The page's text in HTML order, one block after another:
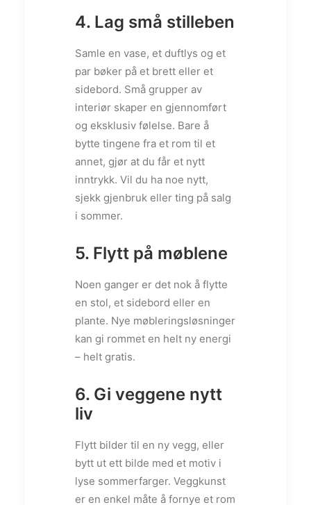
4. Lag små stilleben
Samle en vase, et duftlys og et
par bøker på et brett eller et
sidebord. Små grupper av
interiør skaper en gjennomført
og eksklusiv følelse. Bare å
bytte tingene fra et rom til et
annet, gjør at du får et nytt
inntrykk. Vil du ha noe nytt,
sjekk gjenbruk eller ting på salg
i sommer.
5. Flytt på møblene
Noen ganger er det nok å flytte
en stol, et sidebord eller en
plante. Nye møbleringsløsninger
kan gi rommet en helt ny energi
– helt gratis.
6. Gi veggene nytt
liv
Flytt bilder til en ny vegg, eller
bytt ut ett bilde med et motiv i
lyse sommerfarger. Veggkunst
er en enkel måte å fornye et rom